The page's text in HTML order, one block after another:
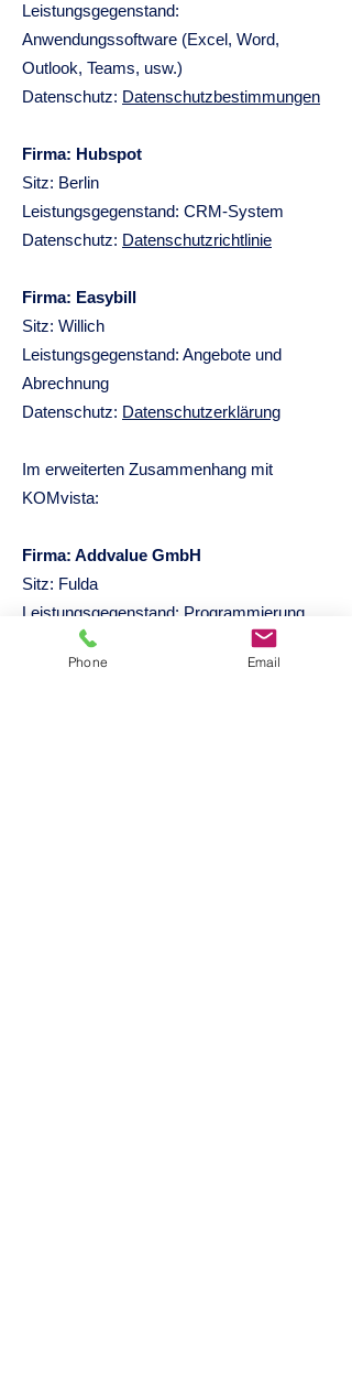
Leistungsgegenstand:
Anwendungssoftware (Excel, Word,
Outlook, Teams, usw.)
Datenschutz:​ Datenschutzbestimmungen
Firma: Hubspot
Sitz: Berlin
Leistungsgegenstand: CRM-System
Datenschutz:​ Datenschutzrichtlinie
Firma: Easybill
Sitz: Willich
Leistungsgegenstand: Angebote und
Abrechnung
Datenschutz:​ Datenschutzerklärung
Im erweiterten Zusammenhang mit
KOMvista:
Firma: Addvalue GmbH
Sitz: Fulda
Leistungsgegenstand: Programmierung
und Webhosting
Datenschutz:​
Datenschutzerklärung
Phone Email